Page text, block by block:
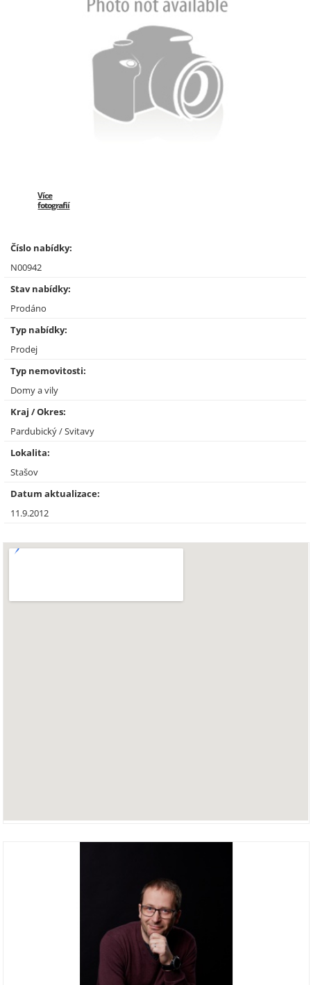
Více
fotografií
Číslo nabídky:
N00942
Stav nabídky:
Prodáno
Typ nabídky:
Prodej
Typ nemovitosti:
Domy a vily
Kraj / Okres:
Pardubický / Svitavy
Lokalita:
Stašov
Datum aktualizace:
11.9.2012